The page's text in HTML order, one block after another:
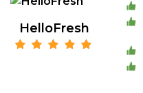
HelloFresh